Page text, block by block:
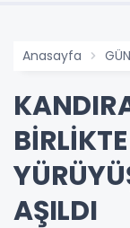
Anasayfa
AŞILDI